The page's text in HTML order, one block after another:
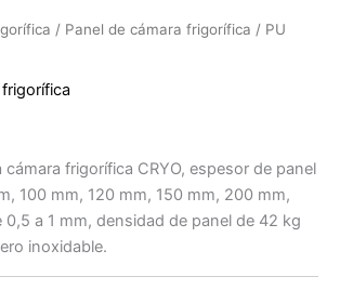
/ Panel de cámara frigorífica / PU
cámara frigorífica CRYO, espesor de panel
100 mm, 120 mm, 150 mm, 200 mm,
0,5 a 1 mm, densidad de panel de 42 kg
inoxidable.